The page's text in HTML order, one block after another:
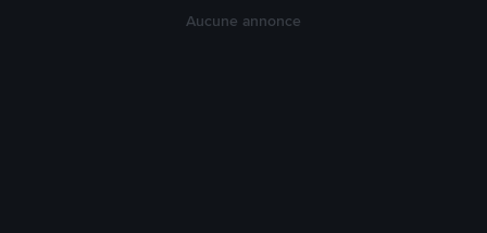
Aucune annonce